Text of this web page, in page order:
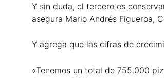
Y sin duda, el tercero es
asegura Mario Andrés Figueroa,
Y agrega que las cifras de
«Tenemos un total de 755.000